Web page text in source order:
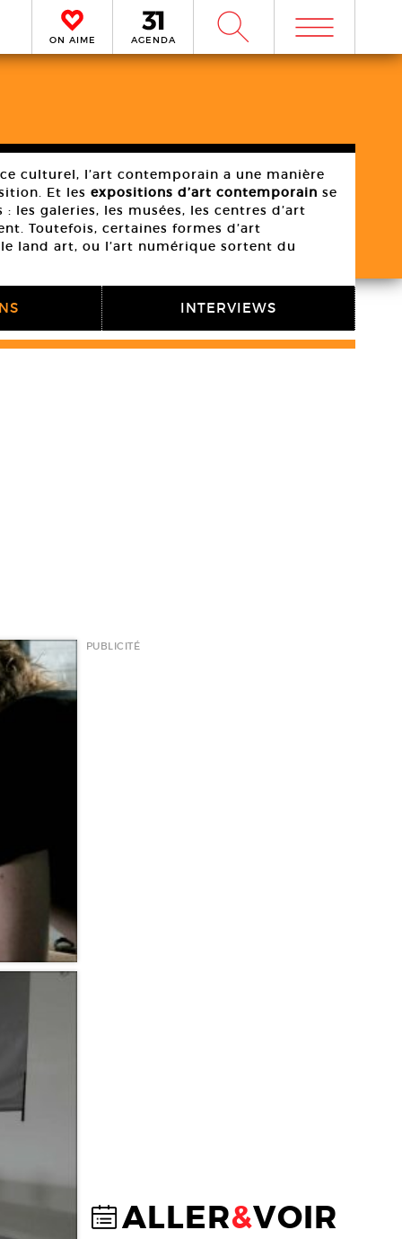
ON AIME AGENDA W m
culturel, l’art contemporain a une manière
Et les expositions d’art contemporain se
galeries, les musées, les centres d’art
Toutefois, certaines formes d’art
land art, ou l’art numérique sortent du
INTERVIEWS
PUBLICITÉ
@ALLER&VOIR